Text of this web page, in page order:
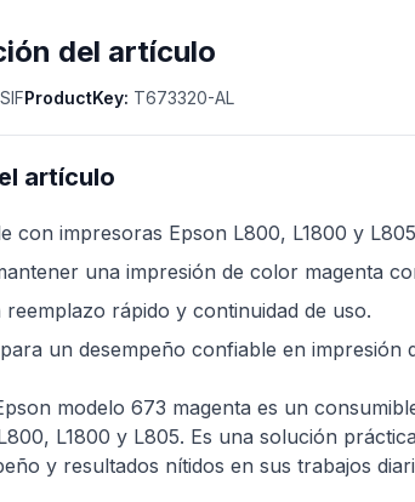
del artículo
ProductKey: T673320-AL
artículo
con impresoras Epson L800, L1800 y
una impresión de color magenta
reemplazo rápido y continuidad de uso.
un desempeño confiable en impresión
modelo 673 magenta es un
L1800 y L805. Es una solución
y resultados nítidos en sus trabajos